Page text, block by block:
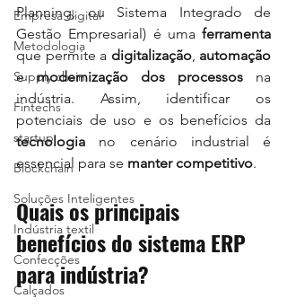
Empresa digital
Metodologia
Supply chain
Fintechs
startup
Blockchain
Soluções Inteligentes
Indústria textil
Confecções
Calçados
Planning, ou Sistema Integrado de
Gestão Empresarial) é uma ferramenta
que permite a digitalização, automação
e modernização dos processos na
indústria. Assim, identificar os
tecnologia no cenário industrial é
essencial para se manter competitivo.
Quais os principais
benefícios do sistema ERP
para indústria?